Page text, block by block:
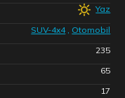
Yaz
SUV-4x4
Otomobil
235
65
17